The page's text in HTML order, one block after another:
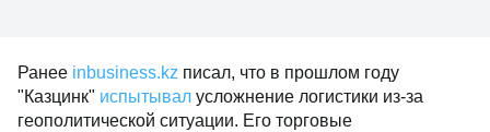
Ранее inbusiness.kz писал, что в прошлом году
"Казцинк" испытывал усложнение логистики из-за
геополитической ситуации. Его торговые